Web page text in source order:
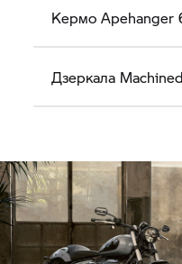
Кермо Apehanger
Дзеркала Machined